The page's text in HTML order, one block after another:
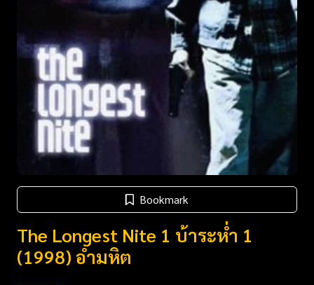
Bookmark
The Longest Nite 1 บ้าระห่ำ 1
(1998) อำมหิต